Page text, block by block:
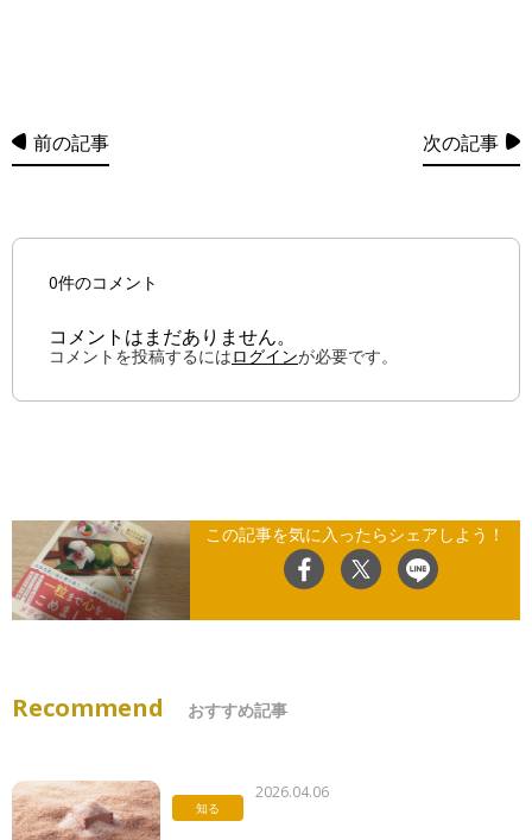
前の記事 次の記事
0件のコメント
コメントはまだありません。
コメントを投稿するにはログインが必要です。
この記事を気に入ったらシェアしよう！
Recommend おすすめ記事
知る
2026.04.06